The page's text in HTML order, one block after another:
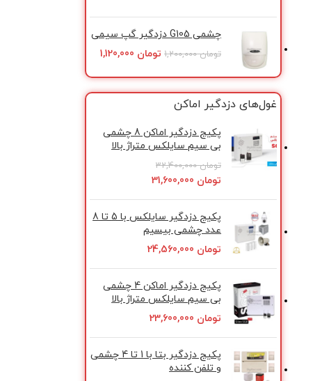
چشمی G105 دزدگیر گپ سیمی
تومان1,200,000 تومان
غول‌های دزدگیر اماکن
پکیج دزدگیر اماکن 8 چشمی
بی سیم سایلکس متراژ بالا
تومان32,400,000
تومان
پکیج دزدگیر سایلکس با 5 تا 8
عدد چشمی بیسیم
تومان
پکیج دزدگیر اماکن 4 چشمی
بی سیم سایلکس متراژ بالا
تومان
پکیج دزدگیر بتا با 1 تا 4 چشمی
و تلفن کننده